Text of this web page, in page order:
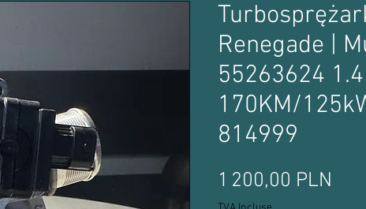
Renegade |
55263624
170KM/
814999
1 200,00 PLN